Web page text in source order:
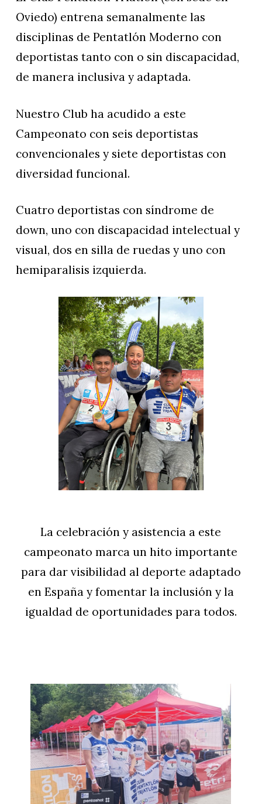
Oviedo) entrena semanalmente las
disciplinas de Pentatlón Moderno con
deportistas tanto con o sin discapacidad,
de manera inclusiva y adaptada.
Nuestro Club ha acudido a este
Campeonato con seis deportistas
convencionales y siete deportistas con
diversidad funcional.
Cuatro deportistas con síndrome de
down, uno con discapacidad intelectual y
visual, dos en silla de ruedas y uno con
hemiparalisis izquierda.
La celebración y asistencia a este
campeonato marca un hito importante
para dar visibilidad al deporte adaptado
en España y fomentar la inclusión y la
igualdad de oportunidades para todos.